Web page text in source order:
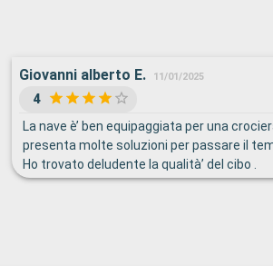
Giovanni alberto E. 11/01/2025
4
La nave è’ ben equipaggiata per una
presenta molte soluzioni per passare il
Ho trovato deludente la qualità’ del cibo .